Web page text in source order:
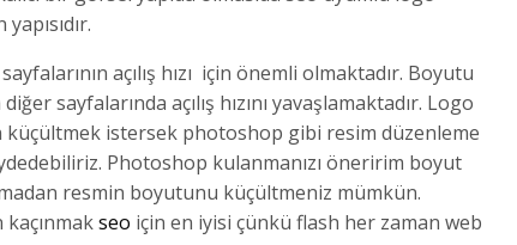
açılış hızı için önemli olmaktadır. Boyutu
sayfalarında açılış hızını yavaşlamaktadır. Logo
istersek photoshop gibi resim düzenleme
Photoshop kulanmanızı öneririm boyut
resmin boyutunu küçültmeniz mümkün.
seo için en iyisi çünkü flash her zaman web